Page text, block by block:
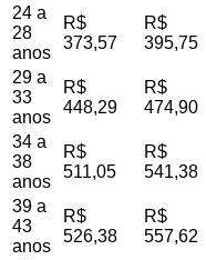
24 a
28
anos
R$
373,57
R$
395,75
29 a
33
anos
R$
448,29
R$
474,90
34 a
38
anos
R$
511,05
R$
541,38
39 a
43
anos
R$
526,38
R$
557,62